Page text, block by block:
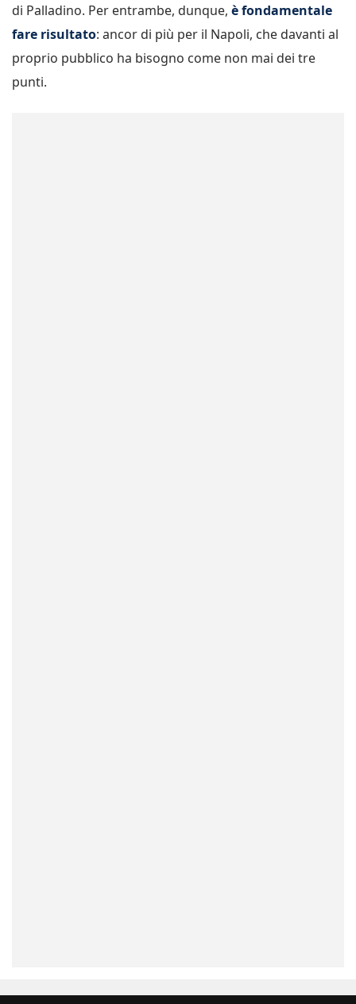
di Palladino. Per entrambe, dunque, è fondamentale
fare risultato: ancor di più per il Napoli, che davanti al
proprio pubblico ha bisogno come non mai dei tre
punti.